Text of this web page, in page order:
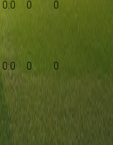
0:0 0 0
0:0 0 0